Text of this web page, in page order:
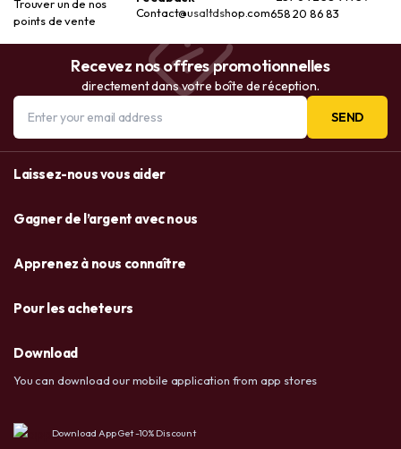
Trouver un de nos
points de vente
Contact@usaltdshop.com658 20 86 83
Recevez nos offres promotionnelles
directement dans votre boîte de réception.
SEND
Laissez-nous vous aider
Gagner de l’argent avec nous
Apprenez à nous connaître
Pour les acheteurs
Download
You can download our mobile application from app stores
Download App Get -10% Discount